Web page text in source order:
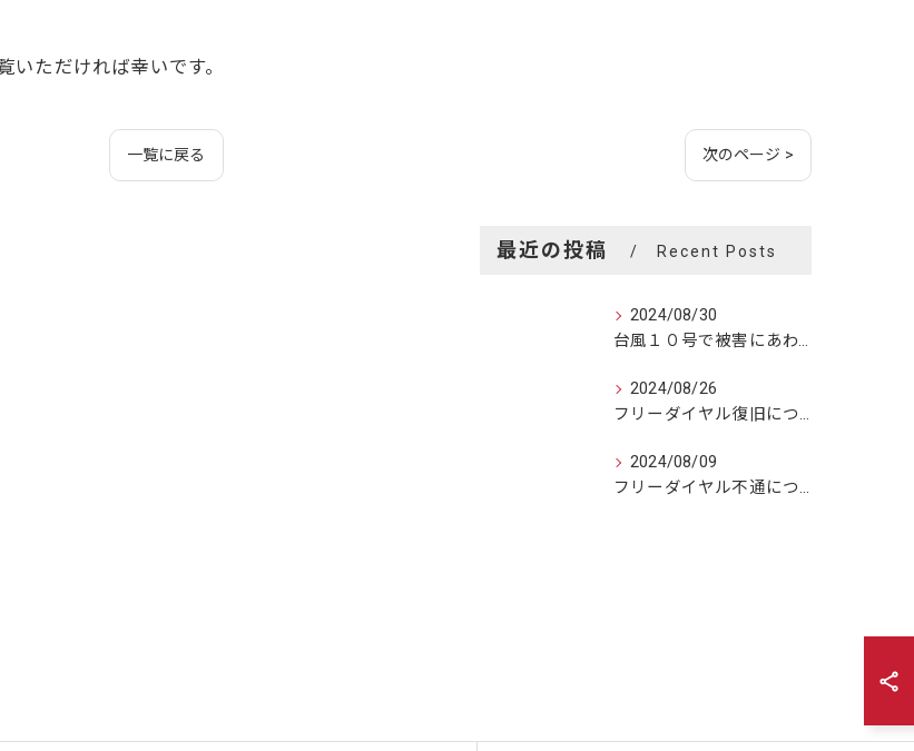
ただければ幸いです。
一覧に戻る 次のページ >
最近の投稿 Recent Posts
2024/08/30
台風１０号で被害にあわれました方へ
2024/08/26
フリーダイヤル復旧につきまして
2024/08/09
フリーダイヤル不通につきまして